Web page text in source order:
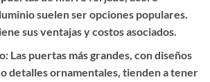
suelen ser opciones populares.
sus ventajas y costos asociados.
: Las puertas más grandes, con diseños
detalles ornamentales, tienden a tener